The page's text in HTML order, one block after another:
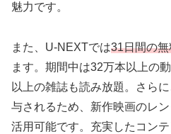
魅力です。
また、U-NEXTでは31日間の
ます。期間中は32万本以上の
以上の雑誌も読み放題。さら
与されるため、新作映画のレ
活用可能です。充実したコン